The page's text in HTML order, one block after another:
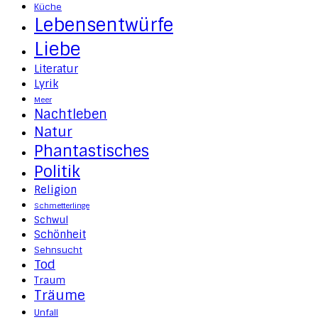
Küche
Lebensentwürfe
Liebe
Literatur
Lyrik
Meer
Nachtleben
Natur
Phantastisches
Politik
Religion
Schmetterlinge
Schwul
Schönheit
Sehnsucht
Tod
Traum
Träume
Unfall